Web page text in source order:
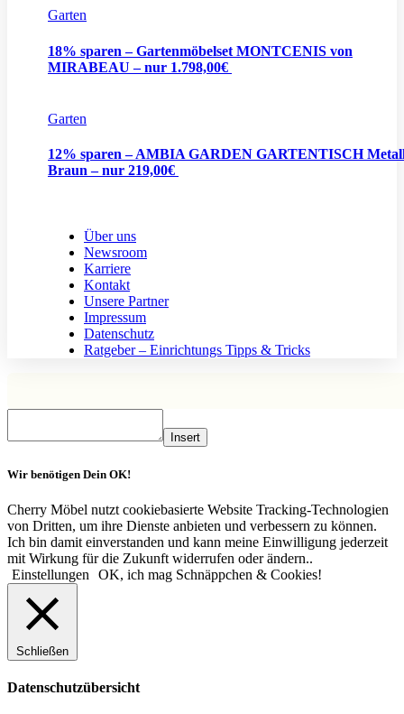
Garten
18% sparen – Gartenmöbelset MONTCENIS von
MIRABEAU – nur 1.798,00€
Garten
12% sparen – AMBIA GARDEN GARTENTISCH
Braun – nur 219,00€
Über uns
Newsroom
Karriere
Kontakt
Unsere Partner
Impressum
Datenschutz
Ratgeber – Einrichtungs Tipps & Tricks
Insert
Wir benötigen Dein OK!
Cherry Möbel nutzt cookiebasierte Website Tracking-Technologien
von Dritten, um ihre Dienste anbieten und verbessern zu können.
Ich bin damit einverstanden und kann meine Einwilligung jederzeit
mit Wirkung für die Zukunft widerrufen oder ändern..
Einstellungen
OK, ich mag Schnäppchen & Cookies!
Schließen
Datenschutzübersicht